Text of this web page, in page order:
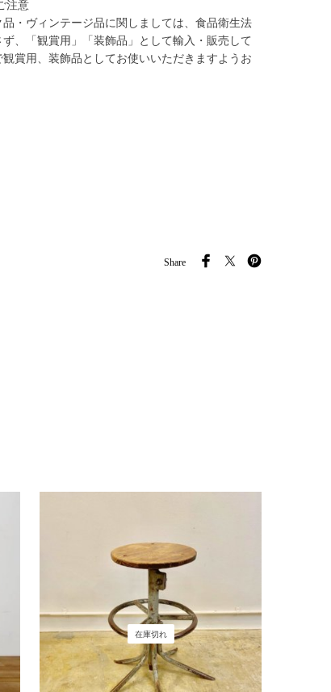
注意
・ヴィンテージ品に関しましては、食品衛生法
、「観賞用」「装飾品」として輸入・販売して
賞用、装飾品としてお使いいただきますようお
Share
在庫切れ